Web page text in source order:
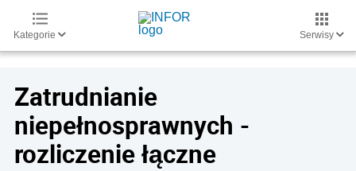
Kategorie Serwisy
Zatrudnianie
niepełnosprawnych -
rozliczenie łączne